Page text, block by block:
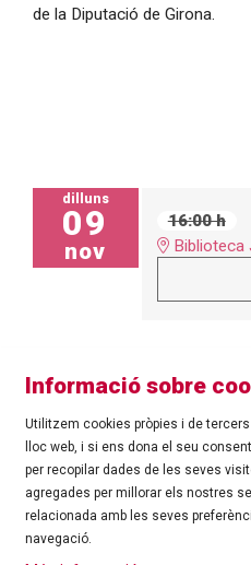
de la Diputació de Girona.
dilluns
09
nov
16:00 h
Biblioteca
©Ajuntament de Roses| C/
Tel.: 972 25 24 00 |
Informació sobre
Utilitzem cookies pròpies i de
lloc web, i si ens dona el seu
per recopilar dades de les seves
agregades per millorar els nostres
relacionada amb les seves
navegació.